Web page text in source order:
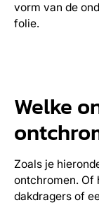
vorm van de
folie.
Welke
Zoals je
ontchromen. Of
dakdragers of